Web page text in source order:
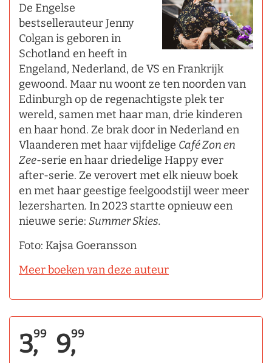
De Engelse
bestsellerauteur Jenny
Colgan is geboren in
Schotland en heeft in
Engeland, Nederland, de VS en Frankrijk
gewoond. Maar nu woont ze ten noorden van
Edinburgh op de regenachtigste plek ter
wereld, samen met haar man, drie kinderen
en haar hond. Ze brak door in Nederland en
Vlaanderen met haar vijfdelige Café Zon en
Zee-serie en haar driedelige Happy ever
after-serie. Ze verovert met elk nieuw boek
en met haar geestige feelgoodstijl weer meer
lezersharten. In 2023 startte opnieuw een
nieuwe serie: Summer Skies.
Foto: Kajsa Goeransson
Meer boeken van deze auteur
3,99 9,99